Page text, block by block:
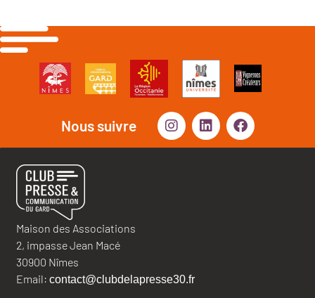
Nous suivre
Maison des Associations
2, impasse Jean Macé
30900 Nîmes
Email: contact@clubdelapresse30.fr